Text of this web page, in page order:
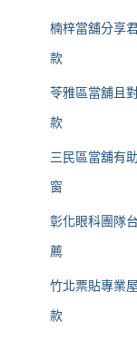
楠梓當舖分享
款
苓雅區當舖且
款
三民區當舖有
窗
彰化眼科團隊
薦
竹北票貼專業
款